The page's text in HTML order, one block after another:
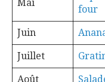
Mai
four
Juin
Juillet
Août